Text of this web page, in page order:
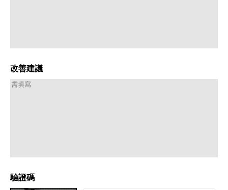
改善建議
驗證碼